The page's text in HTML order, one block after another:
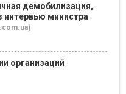
демобилизация,
министра
организаций